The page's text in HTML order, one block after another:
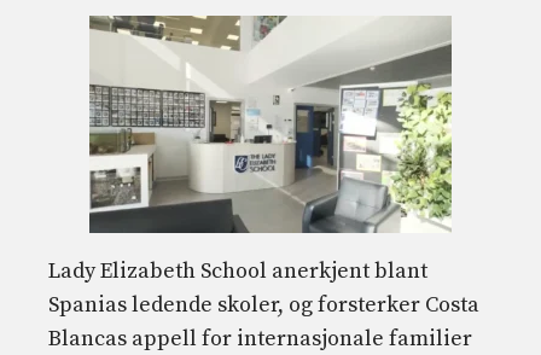
Lady Elizabeth School anerkjent blant
Spanias ledende skoler, og forsterker Costa
Blancas appell for internasjonale familier